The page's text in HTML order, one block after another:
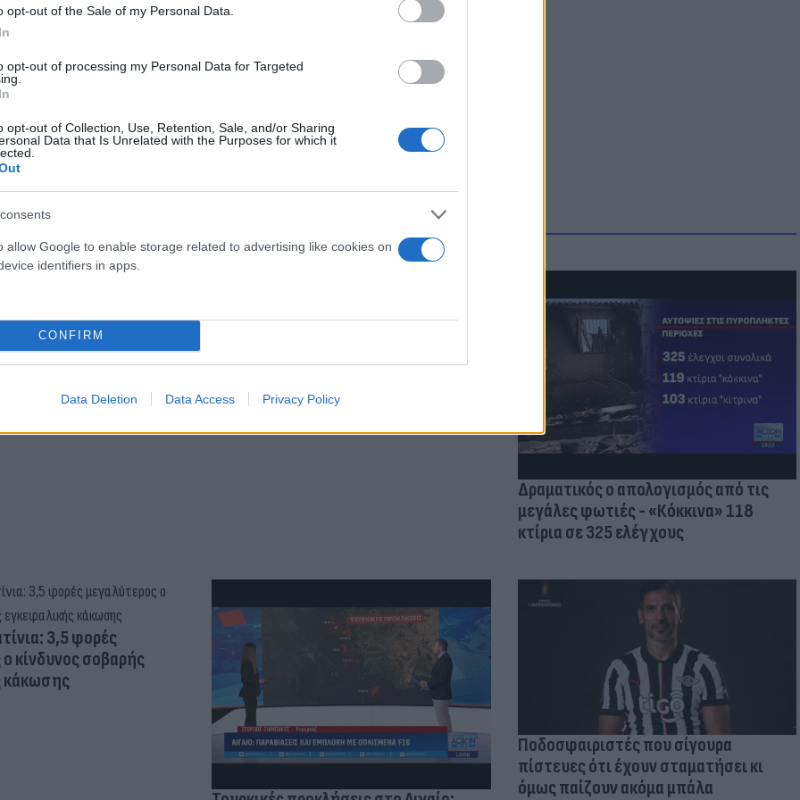
opt-out of the Sale of my Personal Data.
opt-out of processing my Personal Data for Targeted
opt-out of Collection, Use, Retention, Sale, and/or Sharing
Data that Is Unrelated with the Purposes for which it
allow Google to enable storage related to advertising like cookies on
identifiers in apps.
CONFIRM
Data Deletion Data Access Privacy Policy
τον θεό» - Η κυρία Μέσι
η σύντροφος του
"φιλίες" μεταξύ διαφορετικών ειδών
Δραματικός ο απολογισμός από τις
μεγάλες φωτιές - «Κόκκινα» 118
κτίρια σε 325 ελέγχους
3,5 φορές
κίνδυνος σοβαρής
κάκωσης
Ποδοσφαιριστές που σίγουρα
πίστευες ότι έχουν σταματήσει κι
όμως παίζουν ακόμα μπάλα